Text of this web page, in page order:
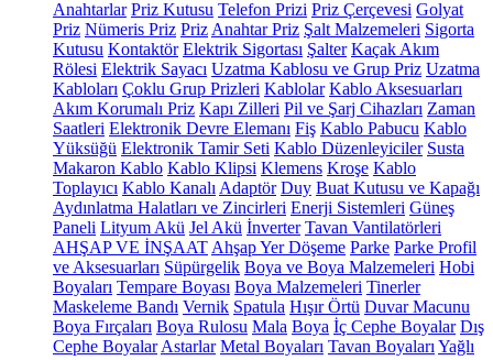
Anahtarlar Priz Kutusu Telefon Prizi Priz Çerçevesi Golyat
Priz Nümeris Priz Priz Anahtar Priz Şalt Malzemeleri Sigorta
Kutusu Kontaktör Elektrik Sigortası Şalter Kaçak Akım
Rölesi Elektrik Sayacı Uzatma Kablosu ve Grup Priz Uzatma
Kabloları Çoklu Grup Prizleri Kablolar Kablo Aksesuarları
Akım Korumalı Priz Kapı Zilleri Pil ve Şarj Cihazları Zaman
Saatleri Elektronik Devre Elemanı Fiş Kablo Pabucu Kablo
Yüksüğü Elektronik Tamir Seti Kablo Düzenleyiciler Susta
Makaron Kablo Kablo Klipsi Klemens Kroşe Kablo
Toplayıcı Kablo Kanalı Adaptör Duy Buat Kutusu ve Kapağı
Aydınlatma Halatları ve Zincirleri Enerji Sistemleri Güneş
Paneli Lityum Akü Jel Akü İnverter Tavan Vantilatörleri
AHŞAP VE İNŞAAT Ahşap Yer Döşeme Parke Parke Profil
ve Aksesuarları Süpürgelik Boya ve Boya Malzemeleri Hobi
Boyaları Tempare Boyası Boya Malzemeleri Tinerler
Maskeleme Bandı Vernik Spatula Hışır Örtü Duvar Macunu
Boya Fırçaları Boya Rulosu Mala Boya İç Cephe Boyalar Dış
Cephe Boyalar Astarlar Metal Boyaları Tavan Boyaları Yağlı